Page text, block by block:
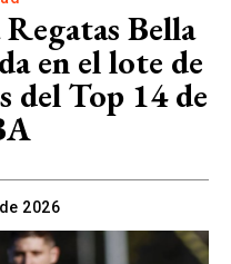
Bella
en el lote de
del Top 14 de
2026